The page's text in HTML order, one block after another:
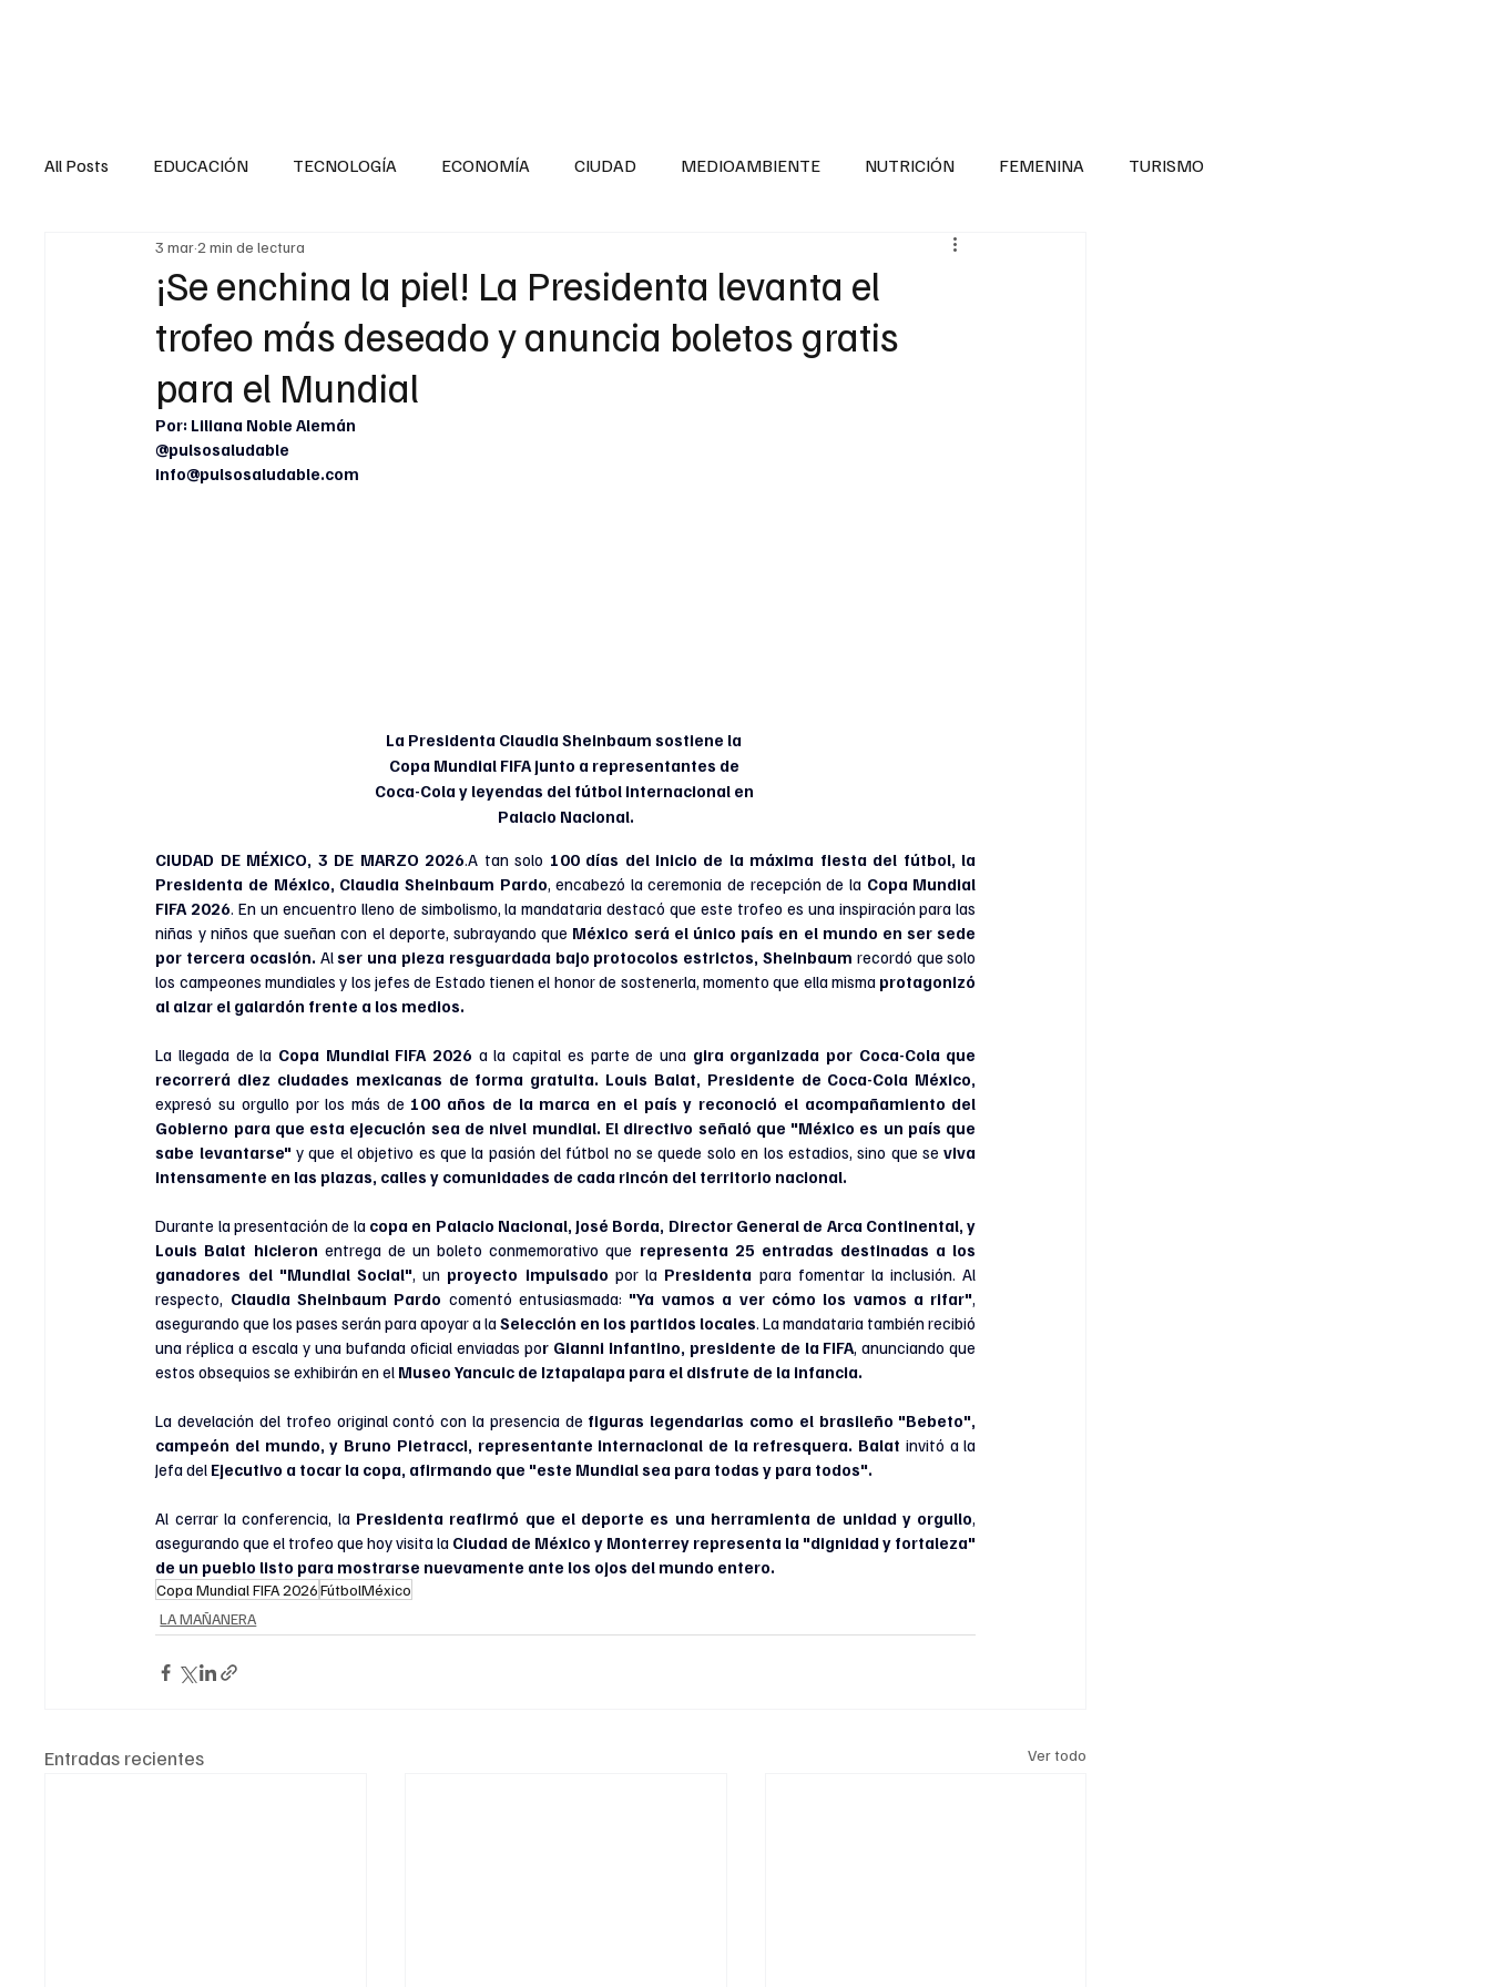
All Posts EDUCACIÓN TECNOLOGÍA ECONOMÍA CIUDAD MEDIOAMBIENTE NUTRICIÓN FEMENINA TURISMO
SALUD EN EL SECTOR PÚBLICO SALUD INFANTIL
LA ENTREVISTA ANIMAL FITNESS ADOLESCENTES RESPONSABILIDAD SOCIAL
INTERNACIONAL GENERAL INTERNACIONAL SALUD
¡Se enchina la piel! La Presidenta levanta el
trofeo más deseado y anuncia boletos gratis
para el Mundial
3 mar2 min de lectura
Por: Liliana Noble Alemán
@pulsosaludable
info@pulsosaludable.com
La Presidenta Claudia Sheinbaum sostiene la
Copa Mundial FIFA junto a representantes de
Coca-Cola y leyendas del fútbol internacional en
Palacio Nacional.
CIUDAD DE MÉXICO, 3 DE MARZO 2026.A tan solo 100 días del inicio de la máxima fiesta del fútbol, la
Presidenta de México, Claudia Sheinbaum Pardo, encabezó la ceremonia de recepción de la Copa Mundial
FIFA 2026. En un encuentro lleno de simbolismo, la mandataria destacó que este trofeo es una inspiración para las
niñas y niños que sueñan con el deporte, subrayando que México será el único país en el mundo en ser sede
por tercera ocasión. Al ser una pieza resguardada bajo protocolos estrictos, Sheinbaum recordó que solo
los campeones mundiales y los jefes de Estado tienen el honor de sostenerla, momento que ella misma protagonizó
al alzar el galardón frente a los medios.
La llegada de la Copa Mundial FIFA 2026 a la capital es parte de una gira organizada por Coca-Cola que
recorrerá diez ciudades mexicanas de forma gratuita. Louis Balat, Presidente de Coca-Cola México,
expresó su orgullo por los más de 100 años de la marca en el país y reconoció el acompañamiento del
Gobierno para que esta ejecución sea de nivel mundial. El directivo señaló que "México es un país que
sabe levantarse" y que el objetivo es que la pasión del fútbol no se quede solo en los estadios, sino que se viva
intensamente en las plazas, calles y comunidades de cada rincón del territorio nacional.
Durante la presentación de la copa en Palacio Nacional, José Borda, Director General de Arca Continental, y
Louis Balat hicieron entrega de un boleto conmemorativo que representa 25 entradas destinadas a los
ganadores del "Mundial Social", un proyecto impulsado por la Presidenta para fomentar la inclusión. Al
respecto, Claudia Sheinbaum Pardo comentó entusiasmada: "Ya vamos a ver cómo los vamos a rifar",
asegurando que los pases serán para apoyar a la Selección en los partidos locales. La mandataria también recibió
una réplica a escala y una bufanda oficial enviadas por Gianni Infantino, presidente de la FIFA, anunciando que
estos obsequios se exhibirán en el Museo Yancuic de Iztapalapa para el disfrute de la infancia.
La develación del trofeo original contó con la presencia de figuras legendarias como el brasileño "Bebeto",
campeón del mundo, y Bruno Pietracci, representante internacional de la refresquera. Balat invitó a la
Jefa del Ejecutivo a tocar la copa, afirmando que "este Mundial sea para todas y para todos".
Al cerrar la conferencia, la Presidenta reafirmó que el deporte es una herramienta de unidad y orgullo,
asegurando que el trofeo que hoy visita la Ciudad de México y Monterrey representa la "dignidad y fortaleza"
de un pueblo listo para mostrarse nuevamente ante los ojos del mundo entero.
Copa Mundial FIFA 2026FútbolMéxico
LA MAÑANERA
Entradas recientes Ver todo